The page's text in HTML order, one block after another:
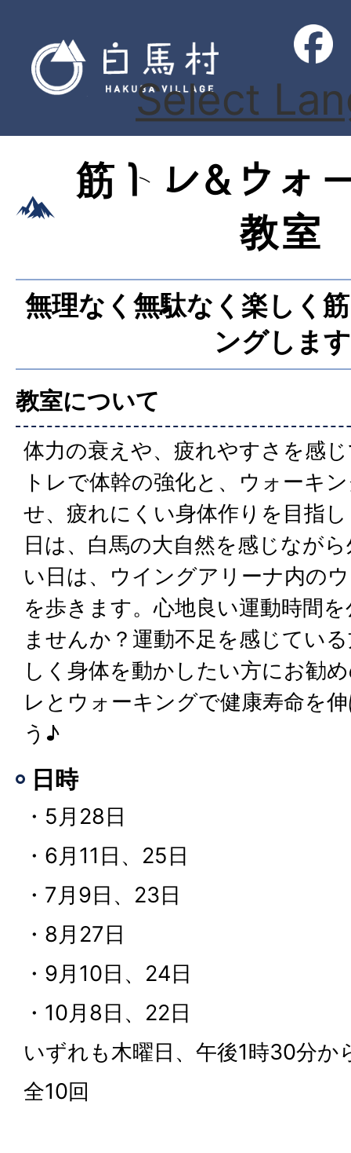
Select
筋トレ&ウォ
教室
無理なく無駄なく楽しく
ングします
教室について
体力の衰えや、疲れやすさを感
トレで体幹の強化と、ウォーキ
せ、疲れにくい身体作りを目指
日は、白馬の大自然を感じなが
い日は、ウイングアリーナ内の
を歩きます。心地良い運動時間
ませんか？運動不足を感じてい
しく身体を動かしたい方にお勧
レとウォーキングで健康寿命を
う♪
日時
・5月28日
・6月11日、25日
・7月9日、23日
・8月27日
・9月10日、24日
・10月8日、22日
いずれも木曜日、午後1時30分か
全10回